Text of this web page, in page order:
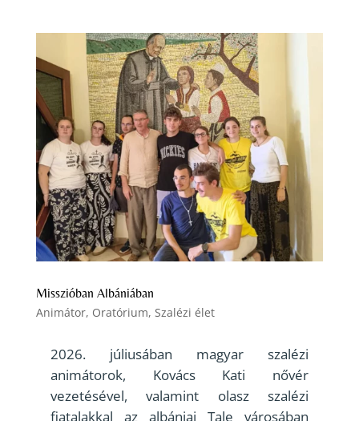
Misszióban Albániában
Animátor, Oratórium, Szalézi élet
júliusában magyar szalézi
animátorok, Kovács Kati nővér
vezetésével, valamint olasz szalézi
fiatalakkal az albániai Tale városában